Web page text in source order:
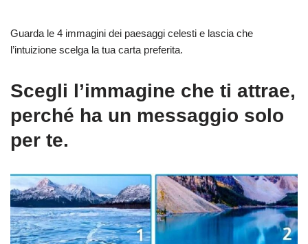
Guarda le 4 immagini dei paesaggi celesti e lascia che
l’intuizione scelga la tua carta preferita.
Scegli l’immagine che ti attrae,
perché ha un messaggio solo
per te.